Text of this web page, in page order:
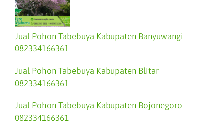
Jual Pohon Tabebuya Kabupaten Banyuwangi
082334166361
Jual Pohon Tabebuya Kabupaten Blitar
082334166361
Jual Pohon Tabebuya Kabupaten Bojonegoro
082334166361